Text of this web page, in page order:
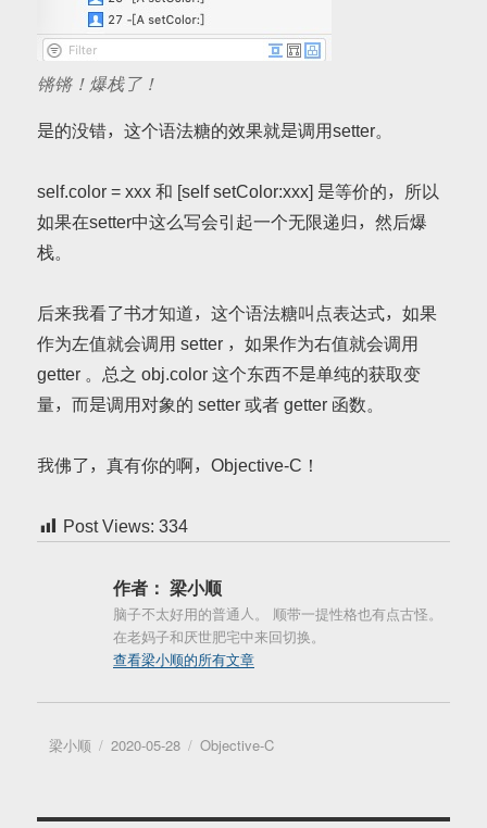
锵锵！爆栈了！
是的没错，这个语法糖的效果就是调用setter。
self.color = xxx 和 [self setColor:xxx] 是等价的，所以
如果在setter中这么写会引起一个无限递归，然后爆
栈。
后来我看了书才知道，这个语法糖叫点表达式，如果
作为左值就会调用 setter ，如果作为右值就会调用
getter 。总之 obj.color 这个东西不是单纯的获取变
量，而是调用对象的 setter 或者 getter 函数。
我佛了，真有你的啊，Objective-C！
Post Views: 334
作者： 梁小顺
脑子不太好用的普通人。 顺带一提性格也有点古怪。
在老妈子和厌世肥宅中来回切换。
查看梁小顺的所有文章
作
梁小顺
发
2020-05-28
分
Objective-C